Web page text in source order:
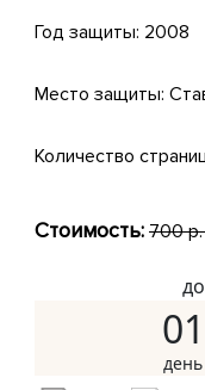
Год защиты: 2008
Место защиты:
Количество
Стоимость: 700
01